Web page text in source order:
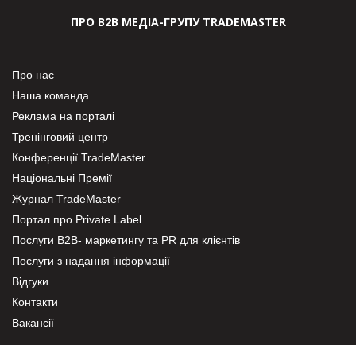
ПРО В2В МЕДІА-ГРУПУ TRADEMASTER
Про нас
Наша команда
Реклама на порталі
Тренінговий центр
Конференції TradeMaster
Національні Премії
Журнал TradeMaster
Портал про Private Label
Послуги В2В- маркетингу та PR для клієнтів
Послуги з надання інформації
Відгуки
Контакти
Вакансії